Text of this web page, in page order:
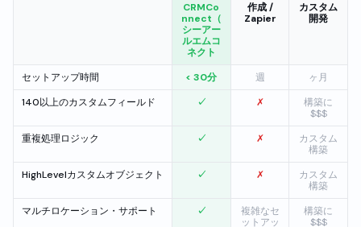
CRMCo
nnect（
シーアー
ルエムコ
ネクト
作成 /
Zapier
カスタム
開発
セットアップ時間 < 30分 週
ヶ月
140以上のカスタムフィールド
✓ ✗
構築に
$$$
重複処理ロジック
✓ ✗
カスタム
構築
HighLevelカスタムオブジェクト
✓ ✗
カスタム
構築
マルチロケーション・サポート
✓
複雑なセ
ットアッ
構築に
$$$